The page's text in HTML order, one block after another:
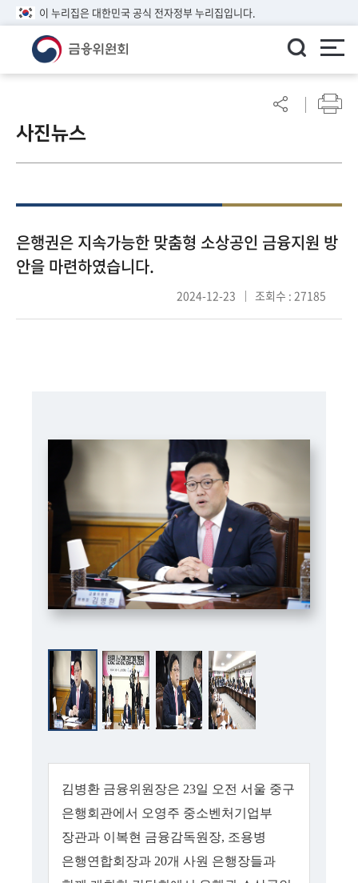
이 누리집은 대한민국 공식 전자정부 누리집입니다.
린
이알
참
여
마
사진뉴스
은행권은 지속가능한 맞춤형 소상공인 금융지원 방
안을 마련하였습니다.
2024-12-23 조회수 : 27185
김병환 금융위원장은 23일 오전 서울 중구
은행회관에서 오영주 중소벤처기업부
장관과 이복현 금융감독원장, 조용병
은행연합회장과 20개 사원 은행장들과